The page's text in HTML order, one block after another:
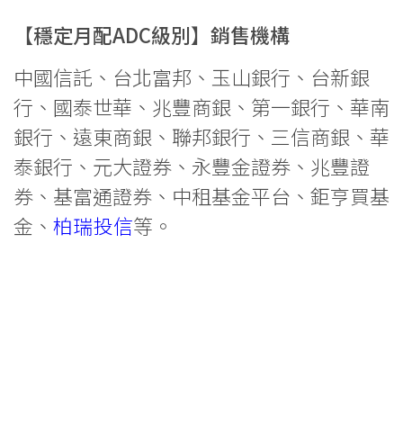
【穩定月配ADC級別】銷售機構
中國信託、台北富邦、玉山銀行、台新銀
行、國泰世華、兆豐商銀、第一銀行、華南
銀行、遠東商銀、聯邦銀行、三信商銀、華
泰銀行、元大證券、永豐金證券、兆豐證
券、基富通證券、中租基金平台、鉅亨買基
金、 柏瑞投信等。